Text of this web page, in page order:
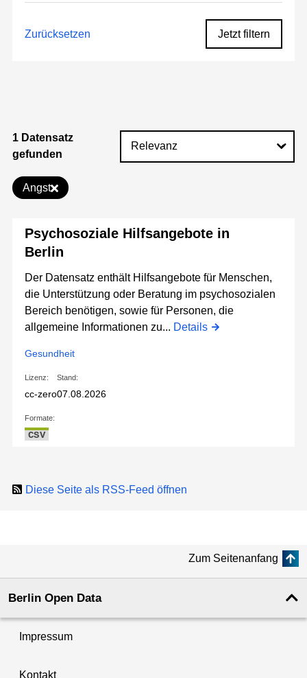
Zurücksetzen Jetzt filtern
1 Datensatz
gefunden
Angst
Psychosoziale Hilfsangebote in
Berlin
Der Datensatz enthält Hilfsangebote für Menschen,
die Unterstützung oder Beratung im psychosozialen
Bereich benötigen, sowie für Personen, die
allgemeine Informationen zu... Details
Gesundheit
Lizenz:
cc-zero
Stand:
07.08.2026
Formate:
CSV
Diese Seite als RSS-Feed öffnen
Zum Seitenanfang
Berlin Open Data
Impressum
Kontakt